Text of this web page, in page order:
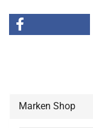
Marken Shop